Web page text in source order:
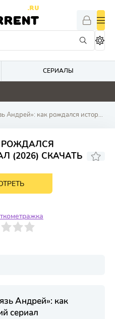
.RU
СЕРИАЛЫ
0 0
как рождался исторический сериал
РОЖДАЛСЯ
(2026) СКАЧАТЬ
Андрей»: как
сериал